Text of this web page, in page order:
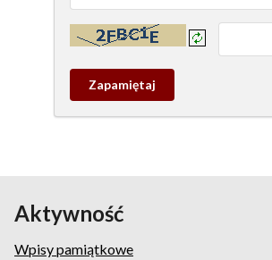
Kontrola - wprowadź tekst z obrazka:
Zapamietaj
wpis
Aktywność
Wpisy pamiątkowe